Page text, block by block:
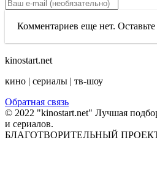
Комментариев еще нет.
kinostart.net
кино | сериалы | тв-шоу
Обратная связь
© 2022 "kinostart.net" Лучшая
и сериалов.
БЛАГОТВОРИТЕЛЬНЫЙ